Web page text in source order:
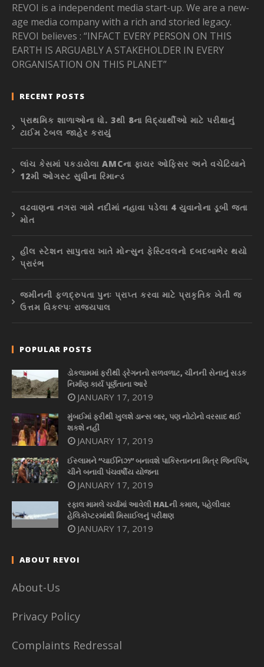
REVOI is a independent media start-up. We are a new-
age media company with a rich and storied legacy.
REVOI believes : “INFACT EVERY PERSON ON THIS
EARTH IS ARGUABLY A STAKEHOLDER IN EVERY
ORGANISATION ON THIS PLANET”
RECENT POSTS
પ્રાથમિક શાળાઓના ધો. 3થી 8ના વિદ્યાર્થીઓ માટે પરીક્ષાનું
ટાઈમ ટેબલ જાહેર કરાયું
લાંચ કેસમાં પકડાયેલા AMCના ફાયર ઓફિસર અને વચેટિયાને
12મી ઓગસ્ટ સુધીના રિમાન્ડ
વઢવાણના નગરા ગામે નદીમાં નહાવા પડેલા 4 યુવાનોના ડૂબી જતા
મોત
હીલ સ્ટેશન સાપુતારા ખાતે મોન્સુન ફેસ્ટિવલનો દબદબાભેર થયો
પ્રારંભ
જમીનની ફળદ્રુપતા પુનઃ પ્રાપ્ત કરવા માટે પ્રાકૃતિક ખેતી જ
ઉત્તમ વિકલ્પઃ રાજ્યપાલ
POPULAR POSTS
ડોકલામમાં ફરીથી ડ્રેગનનો સળવળાટ, ચીનની સેનાનું સડક
નિર્માણ કાર્ય પૂર્ણતાના આરે
JANUARY 17, 2019
મુંબઈમાં ફરીથી ખુલશે ડાન્સ બાર, પણ નોટોનો વરસાદ થઈ
શકશે નહીં
JANUARY 17, 2019
ઈસ્લામને “ચાઈનિઝ” બનાવશે પાકિસ્તાનના મિત્ર જિનપિંગ,
ચીને બનાવી પંચવર્ષીય યોજના
JANUARY 17, 2019
રફાલ મામલે ચર્ચામાં આવેલી HALની કમાલ, પહેલીવાર
હેલિકોપ્ટરમાંથી મિસાઈલનું પરીક્ષણ
JANUARY 17, 2019
ABOUT REVOI
About-Us
Privacy Policy
Complaints Redressal